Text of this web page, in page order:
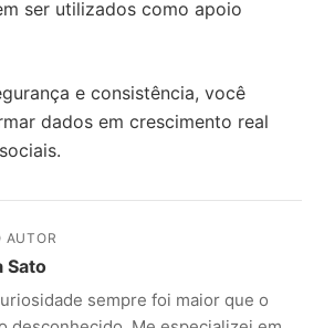
ser utilizados como apoio
e consistência, você
dados em crescimento real
AUTOR
Sato
sempre foi maior que o